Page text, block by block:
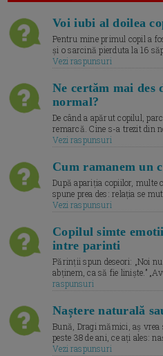
Voi iubi al doilea
Pentru mine primul copil a
și o sarcină pierduta la 16
Vezi raspunsuri
Ne certăm mai des
normal?
De când a apărut copilul,
remarcă. Cine s-a trezit din
Vezi raspunsuri
Cum ramanem un
După apariția copiilor, multe
spune prea des: relația se
Vezi raspunsuri
Copilul simte
intre parinti
Părinții spun deseori: „Noi
abținem, ca să fie liniște.”
raspunsuri
Naștere naturală
Bună, Dragi mămici, aș vrea
peste 38 de ani, ce ați ales:
Vezi raspunsuri